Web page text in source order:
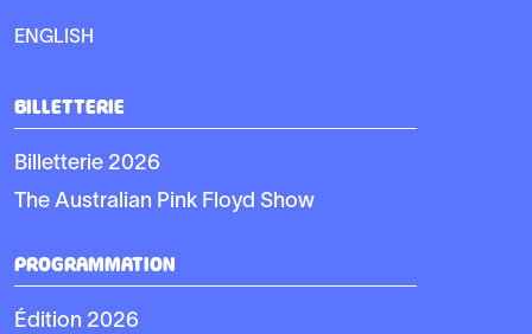
ENGLISH
BILLETTERIE
Billetterie 2026
The Australian Pink Floyd Show
PROGRAMMATION
Édition 2026